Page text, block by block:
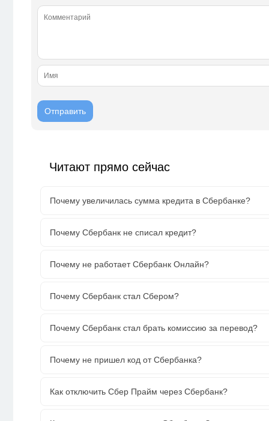
Читают прямо сейчас
Почему увеличилась сумма кредита в Сбербанке?
Почему Сбербанк не списал кредит?
Почему не работает Сбербанк Онлайн?
Почему Сбербанк стал Сбером?
Почему Сбербанк стал брать комиссию за перевод?
Почему не пришел код от Сбербанка?
Как отключить Сбер Прайм через Сбербанк?